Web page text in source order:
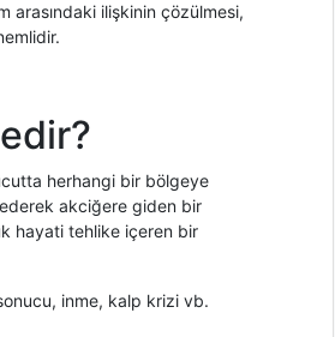
arasındaki ilişkinin çözülmesi,
herhangi bir bölgeye
ederek akciğere giden bir
hayati tehlike içeren bir
inme, kalp krizi vb.